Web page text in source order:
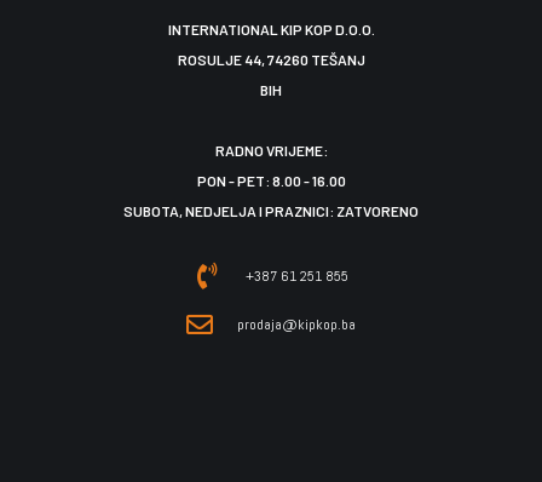
INTERNATIONAL KIP KOP D.O.O.
ROSULJE 44, 74260 TEŠANJ
BIH
RADNO VRIJEME:
PON - PET: 8.00 - 16.00
SUBOTA, NEDJELJA I PRAZNICI: ZATVORENO
+387 61 251 855
prodaja@kipkop.ba